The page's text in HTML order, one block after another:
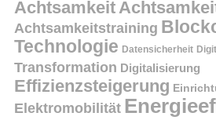
Achtsamkeit
Achtsamkeitstraining
Technologie Datensicherheit
Transformation Digitalisierung
Effizienzsteigerung
Elektromobilität